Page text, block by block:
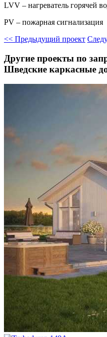
LVV – нагреватель горячей
PV – пожарная сигнализация
<< Предыдущий проект
Другие проекты по
Шведские каркасные